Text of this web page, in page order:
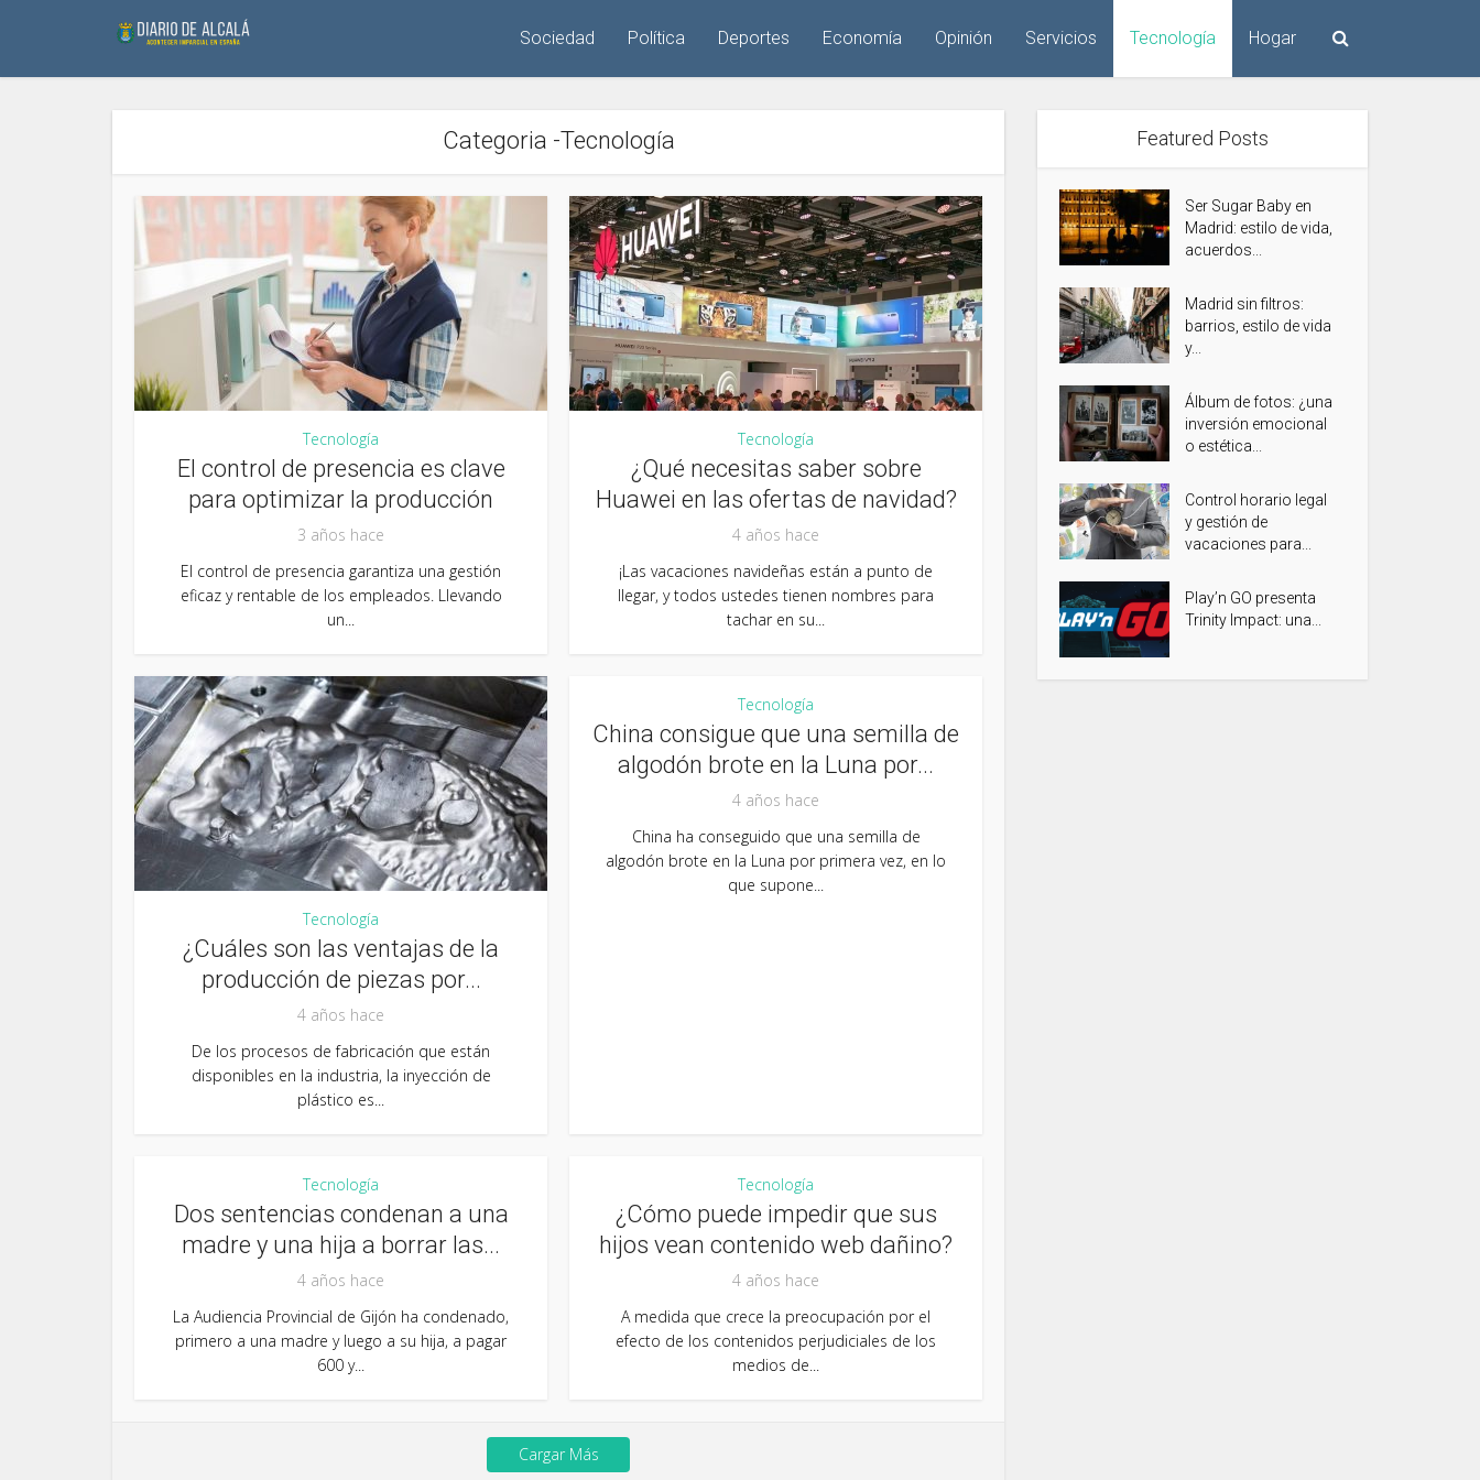
Sociedad Política Deportes Economía Opinión Servicios Tecnología Hogar
Categoria -Tecnología
Tecnología
El control de presencia es clave
para optimizar la producción
3 años hace
El control de presencia garantiza una gestión
eficaz y rentable de los empleados. Llevando
un...
Tecnología
¿Qué necesitas saber sobre
Huawei en las ofertas de navidad?
4 años hace
¡Las vacaciones navideñas están a punto de
llegar, y todos ustedes tienen nombres para
tachar en su...
Tecnología
¿Cuáles son las ventajas de la
producción de piezas por...
4 años hace
De los procesos de fabricación que están
disponibles en la industria, la inyección de
plástico es...
Tecnología
China consigue que una semilla de
algodón brote en la Luna por...
4 años hace
China ha conseguido que una semilla de
algodón brote en la Luna por primera vez, en lo
que supone...
Tecnología
Dos sentencias condenan a una
madre y una hija a borrar las...
4 años hace
La Audiencia Provincial de Gijón ha condenado,
primero a una madre y luego a su hija, a pagar
600 y...
Tecnología
¿Cómo puede impedir que sus
hijos vean contenido web dañino?
4 años hace
A medida que crece la preocupación por el
efecto de los contenidos perjudiciales de los
medios de...
Cargar Más
Featured Posts
Ser Sugar Baby en
Madrid: estilo de vida,
acuerdos...
Madrid sin filtros:
barrios, estilo de vida
y...
Álbum de fotos: ¿una
inversión emocional
o estética...
Control horario legal
y gestión de
vacaciones para...
Play’n GO presenta
Trinity Impact: una...